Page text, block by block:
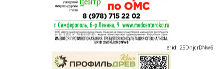
erid: 2SDnjcrDNw6